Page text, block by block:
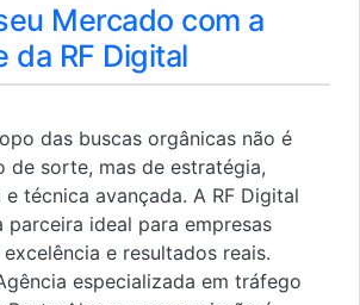
Mercado com a
da RF Digital
das buscas orgânicas não é
de sorte, mas de estratégia,
técnica avançada. A RF Digital
parceira ideal para empresas
e resultados reais.
especializada em tráfego